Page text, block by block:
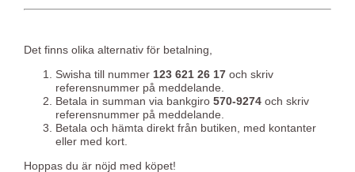
Det finns olika alternativ för betalning,
Swisha till nummer 123 621 26 17 och skriv
referensnummer på meddelande.
Betala in summan via bankgiro 570-9274 och skriv
referensnummer på meddelande.
Betala och hämta direkt från butiken, med kontanter
eller med kort.
Hoppas du är nöjd med köpet!